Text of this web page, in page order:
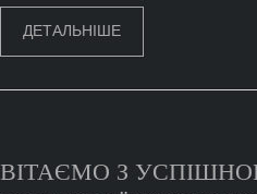
ДЕТАЛЬНІШЕ
ВІТАЄМО З